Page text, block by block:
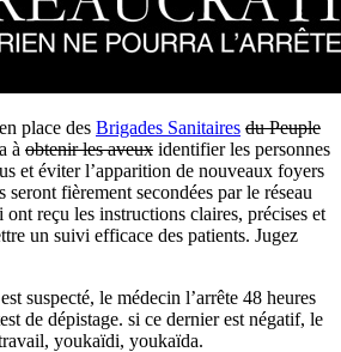
place des Brigades Sanitaires du Peuple
à obtenir les aveux identifier les personnes
et éviter l’apparition de nouveaux foyers
fièrement secondées par le réseau
reçu les instructions claires, précises et
un suivi efficace des patients. Jugez
suspecté, le médecin l’arrête 48 heures
de dépistage. si ce dernier est négatif, le
youkaïdi, youkaïda.